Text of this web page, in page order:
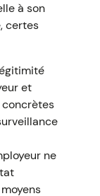
à son
certes
et
ne